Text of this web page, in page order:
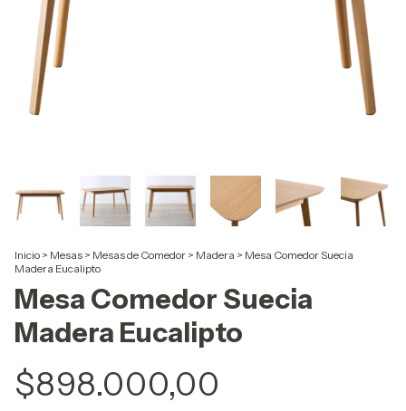
Inicio > Mesas > Mesas de Comedor > Madera > Mesa Comedor Suecia
Madera Eucalipto
Mesa Comedor Suecia
Madera Eucalipto
$898.000,00